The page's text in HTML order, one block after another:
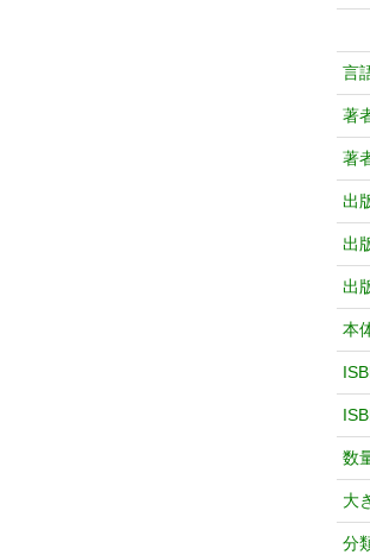
言
著
著
出
出
出
本
数
大
分